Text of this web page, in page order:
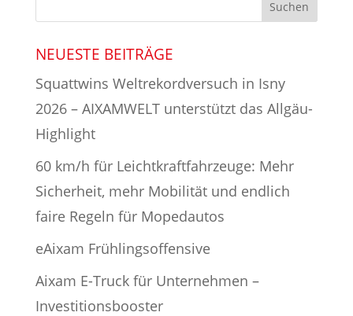
NEUESTE BEITRÄGE
Squattwins Weltrekordversuch in Isny
2026 – AIXAMWELT unterstützt das Allgäu-
Highlight
60 km/h für Leichtkraftfahrzeuge: Mehr
Sicherheit, mehr Mobilität und endlich
faire Regeln für Mopedautos
eAixam Frühlingsoffensive
Aixam E-Truck für Unternehmen –
Investitionsbooster